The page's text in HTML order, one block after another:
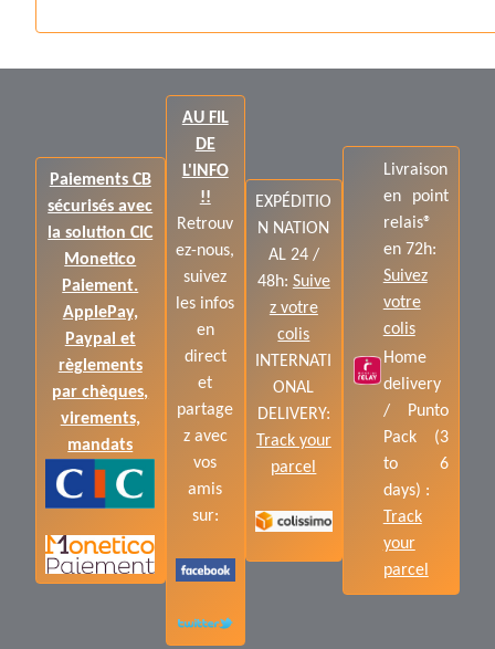
Paiements CB
sécurisés avec
la solution CIC
Monetico
Paiement.
ApplePay,
Paypal et
règlements
par chèques,
virements,
mandats
AU FIL
DE
L'INFO
!!
Retrouv
ez-nous,
suivez
les infos
en
direct
et
partage
z avec
vos
amis
sur:
EXPÉDITIO
N NATION
AL 24 /
48h: Suive
z votre
colis
INTERNATI
ONAL
DELIVERY:
Track your
parcel
Livraison
en point
relais®
en 72h:
Suivez
votre
colis
Home
delivery
/ Punto
Pack (3
to 6
days) :
Track
your
parcel